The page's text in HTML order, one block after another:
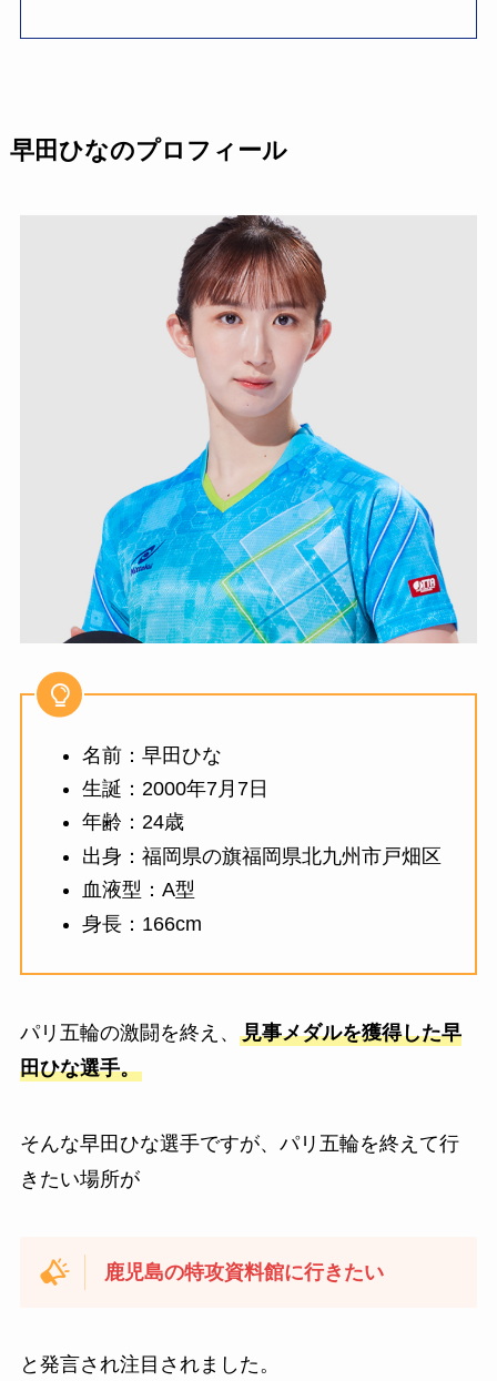
早田ひなのプロフィール
名前：早田ひな
生誕：2000年7月7日
年齢：24歳
出身：福岡県の旗福岡県北九州市戸畑区
血液型：A型
身長：166cm
パリ五輪の激闘を終え、 見事メダルを獲得した早
田ひな選手。
そんな早田ひな選手ですが、パリ五輪を終えて行
きたい場所が
鹿児島の特攻資料館に行きたい
と発言され注目されました。